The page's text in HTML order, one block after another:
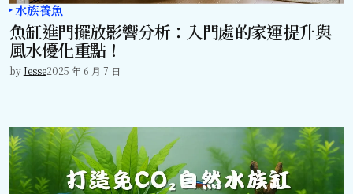
水族養魚
魚缸進門擺放影響分析：入門處的家運提升與
風水優化重點！
byJesse2025 年 6 月 7 日